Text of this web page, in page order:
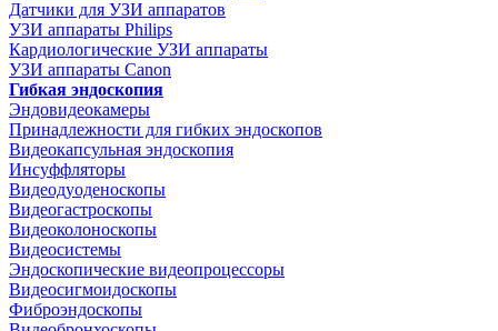
Датчики для УЗИ аппаратов
УЗИ аппараты Philips
Кардиологические УЗИ аппараты
УЗИ аппараты Canon
Гибкая эндоскопия
Эндовидеокамеры
Принадлежности для гибких эндоскопов
Видеокапсульная эндоскопия
Инсуффляторы
Видеодуоденоскопы
Видеогастроскопы
Видеоколоноскопы
Видеосистемы
Эндоскопические видеопроцессоры
Видеосигмоидоскопы
Фиброэндоскопы